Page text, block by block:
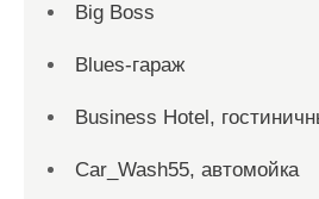
Big Boss
Blues-гараж
Business Hotel,
Car_Wash55, автомойка